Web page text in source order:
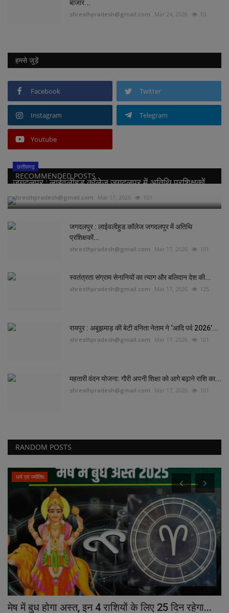
बाजार...
shresthpradesh@gmail.com Mar 24, 2026 10
हमसे जुड़ें
Facebook Twitter
Instagram Telegram
Youtube
RECOMMENDED POSTS
छत्तीसगढ़
जगदलपुर : लाईवलीहुड कॉलेज जगदलपुर में अतिथि प्रशिक्षकों...
shresthpradesh@gmail.com Mar 17, 2026 101
जगदलपुर : लाईवलीहुड कॉलेज जगदलपुर में अतिथि
प्रशिक्षकों...
shresthpradesh@gmail.com Mar 17, 2026 101
स्वतंत्रता संग्राम सेनानियों का त्याग और बलिदान देश की...
shresthpradesh@gmail.com Mar 17, 2026 125
रायपुर : अबूझमाड़ की बेटी वनिता नेताम ने ‘आदि पर्व 2026’...
shresthpradesh@gmail.com Mar 17, 2026 101
महतारी वंदन योजना: गौरी अपनी शिक्षा को आगे बढ़ाने राशि का...
shresthpradesh@gmail.com Mar 17, 2026 101
RANDOM POSTS
धर्म एवं ज्योतिष
मेष में बुध होगा अस्त, इन 4 राशियों के लिए 25 दिन रहेगा...